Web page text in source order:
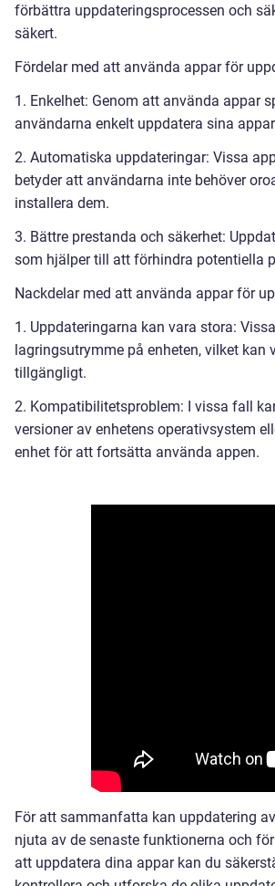
förbättra uppdateringsprocessen och
säkert.
Fördelar med att använda appar för
1. Enkelhet: Genom att använda appar
användarna enkelt uppdatera sina
2. Automatiska uppdateringar: Vissa
betyder att användarna inte behöver
installera dem.
3. Bättre prestanda och säkerhet:
som hjälper till att förhindra potentiella
Nackdelar med att använda appar för
1. Uppdateringarna kan vara stora:
lagringsutrymme på enheten, vilket
tillgängligt.
2. Kompatibilitetsproblem: I vissa fall
versioner av enhetens operativsystem
enhet för att fortsätta använda appen.
För att sammanfatta kan uppdatering
njuta av de senaste funktionerna och
att uppdatera dina appar kan du